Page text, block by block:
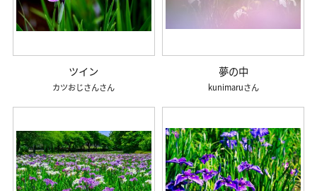
ツイン
カツおじさん
夢の中
kunimaru